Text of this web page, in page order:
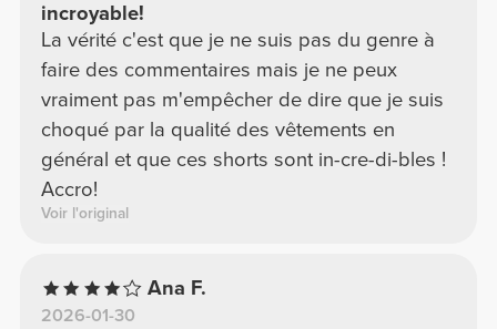
incroyable!
La vérité c'est que je ne suis pas du genre à
faire des commentaires mais je ne peux
vraiment pas m'empêcher de dire que je suis
choqué par la qualité des vêtements en
général et que ces shorts sont in-cre-di-bles !
Accro!
Voir l'original
Ana F.
2026-01-30